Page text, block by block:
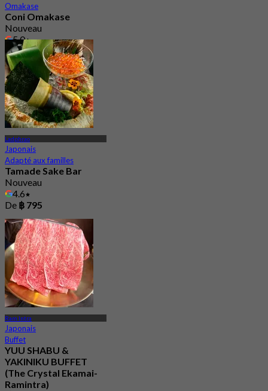
Omakase
Coni Omakase
Nouveau
5.0
De฿ 2,732.66
Ladphrao
Japonais
Adapté aux familles
Tamade Sake Bar
Nouveau
4.6
De ฿ 795
Ram Intra
Japonais
Buffet
YUU SHABU &
YAKINIKU BUFFET
(The Crystal Ekamai-
Ramintra)